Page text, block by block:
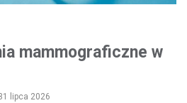
mammograficzne w
lipca 2026